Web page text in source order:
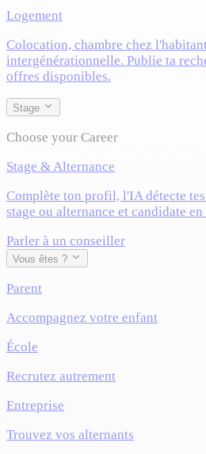
Logement
Colocation, chambre chez
intergénérationnelle. Publie ta
offres disponibles.
Stage
Choose your Career
Stage & Alternance
Complète ton profil, l'IA détecte
stage ou alternance et candidate
Parler à un conseiller
Vous êtes ?
Parent
Accompagnez votre enfant
École
Recrutez autrement
Entreprise
Trouvez vos alternants